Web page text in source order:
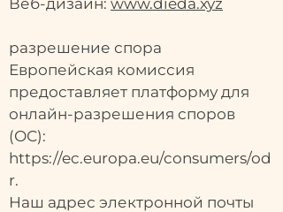
Веб-дизайн: www.dieda.xyz
разрешение спора
Европейская комиссия
предоставляет платформу для
онлайн-разрешения споров
(ОС):
https://ec.europa.eu/consumers/od
r.
Наш адрес электронной почты